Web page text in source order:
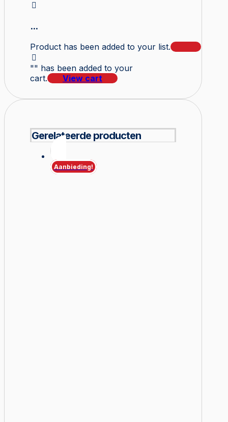
...
Product has been added to your list.
"" has been added to your
cart.
View cart
Gerelateerde producten
Aanbieding!